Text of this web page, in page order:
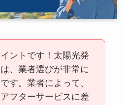
ントです！太陽光発
、業者選びが非常に
す。業者によって、
フターサービスに差